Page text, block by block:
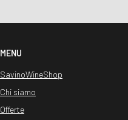
MENU
SavinoWineShop
Chi siamo
Offerte